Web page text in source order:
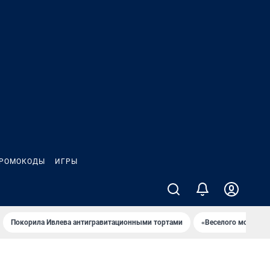
ИГРЫ
Покорила Ивлева антигравитационными тортами «Веселого